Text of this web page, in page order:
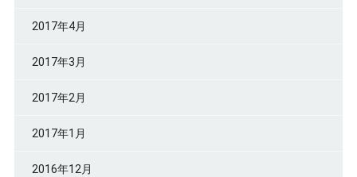
2017年4月
2017年3月
2017年2月
2017年1月
2016年12月